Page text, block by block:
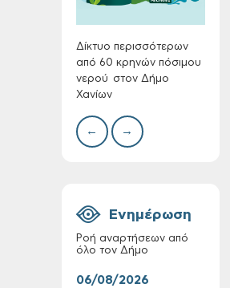
Πίνακες Κατάταξης
& Βαθμολογίας,
Πίνακες
προσληπτέων και
Δήμου Χανίων
Δίκτυο περισσότερων
από 60 κρηνών πόσιμου
νερού στον Δήμο
Χανίων
με
← →
Ενημέρωση
Ροή αναρτήσεων από
όλο τον Δήμο
06/08/2026